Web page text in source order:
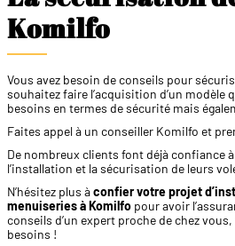
Komilfo
Vous avez besoin de conseils pour
souhaitez faire l’acquisition d’un modèle
besoins en termes de sécurité mais
Faites appel à un conseiller Komilfo et
De nombreux clients font déjà confiance
l’installation et la sécurisation de leurs
N’hésitez plus àconfier votre projet
menuiseries à Komilfopour avoir
conseils d’un expert proche de chez
besoins !